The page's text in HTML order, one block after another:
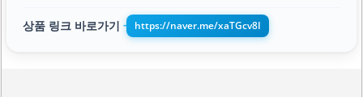
상품 링크 바로가기 ➔ https://naver.me/xaTGcv8I